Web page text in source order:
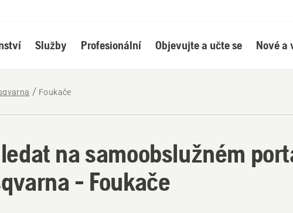
Služby Profesionální Objevujte a učte se Nové a
Foukače
na samoobslužném
- Foukače